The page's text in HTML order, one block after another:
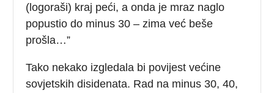
(logoraši) kraj peći, a onda je mraz naglo
popustio do minus 30 – zima već beše
prošla…”
Tako nekako izgledala bi povijest većine
sovjetskih disidenata. Rad na minus 30, 40,